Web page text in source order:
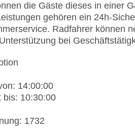
die Gäste dieses in einer
gehören ein 24h-
Radfahrer können
bei
14:00:00
bis: 10:30:00
1732